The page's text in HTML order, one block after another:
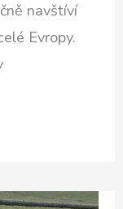
navštíví
Evropy.